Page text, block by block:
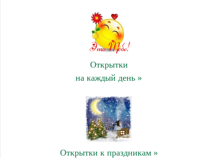
Открытки
на каждый день »
Открытки к праздникам »